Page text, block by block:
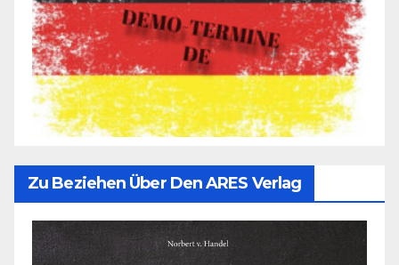
Zu Beziehen Über Den ARES Verlag